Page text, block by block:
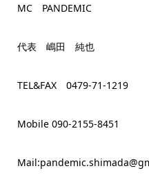
MC PANDEMIC
代表 嶋田 純也
TEL&FAX 0479-71-1219
Mobile 090-2155-8451